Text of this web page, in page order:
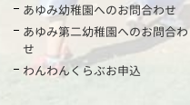
あゆみ幼稚園へのお問合わせ
あゆみ第二幼稚園へのお問合わ
せ
わんわんくらぶお申込